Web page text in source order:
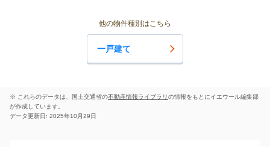
他の物件種別はこちら
一戸建て
※ これらのデータは、国土交通省の不動産情報ライブラリの情報をもとにイエウール編集部
が作成しています。
データ更新日: 2025年10月29日